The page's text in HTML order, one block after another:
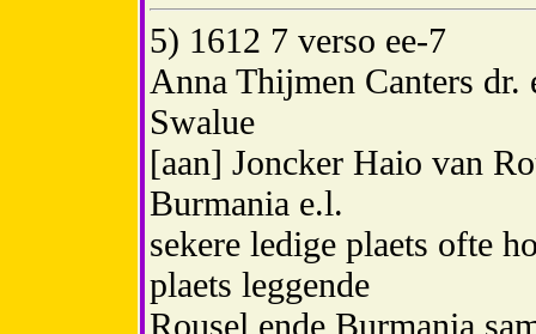
5) 1612 7 verso ee-7
Anna Thijmen Canters
Swalue
[aan] Joncker Haio van
Burmania e.l.
sekere ledige plaets ofte
plaets leggende
Rousel ende Burmania